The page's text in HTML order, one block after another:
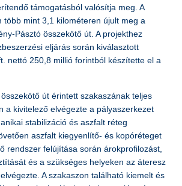
támogatásból valósítja meg. A
több mint 3,1 kilométeren újult meg a
Pásztó összekötő út. A projekthez
eljárás során kiválasztott
nettó 250,8 millió forintból készítette el a
út érintett szakaszának teljes
a kivitelező elvégezte a pályaszerkezet
stabilizáció és aszfalt réteg
aszfalt kiegyenlítő- és kopóréteget
rendszer felújítása során árokprofilozást,
és a szükséges helyeken az áteresz
A szakaszon található kiemelt és